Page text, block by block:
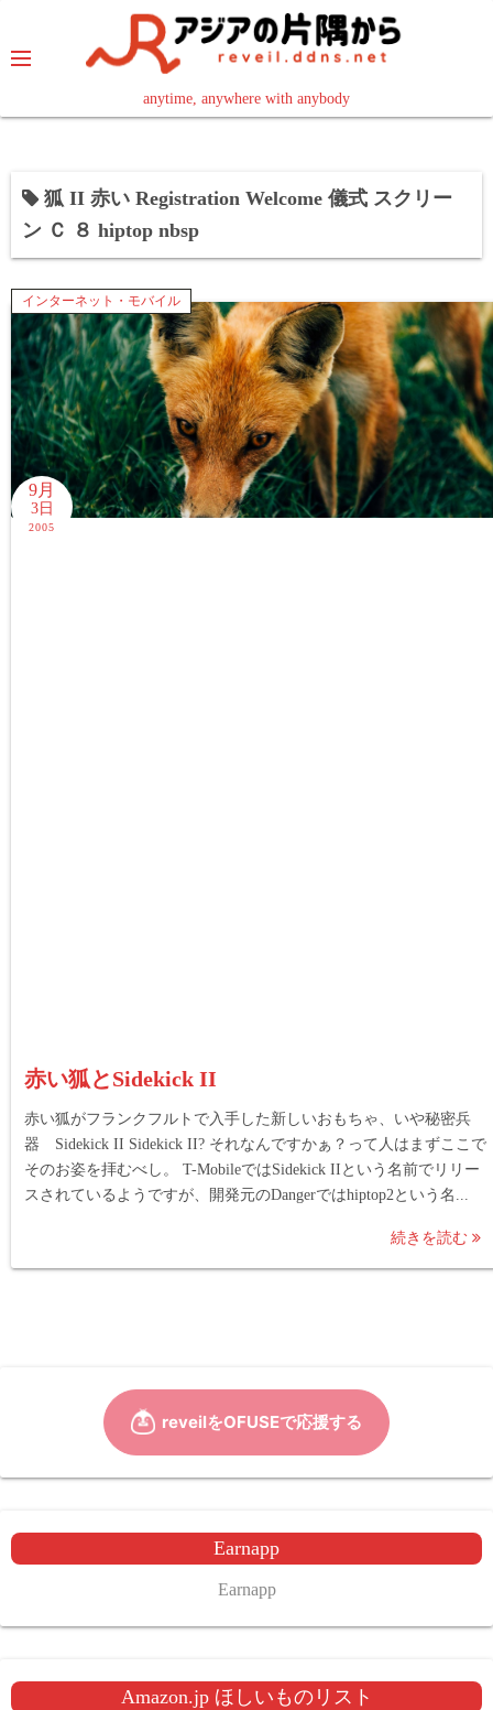
テ
anytime, anywhere with anybody
read in your language
狐 II 赤い Registration Welcome 儀式 スクリー
ン Ｃ ８ hiptop nbsp
インターネット・モバイル
9月
3日
2005
赤い狐とSidekick II
赤い狐がフランクフルトで入手した新しいおもちゃ、いや秘密兵
器 Sidekick II Sidekick II? それなんですかぁ？って人はまずここで
そのお姿を拝むべし。 T-MobileではSidekick IIという名前でリリー
スされているようですが、開発元のDangerではhiptop2という名...
続きを読む
Earnapp
Earnapp
Amazon.jp ほしいものリスト